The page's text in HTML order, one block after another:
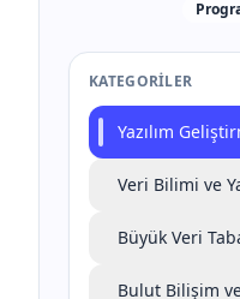
KATEGORILER
Yazılım
Veri Bilimi ve
Büyük Veri
Bulut Bilişim